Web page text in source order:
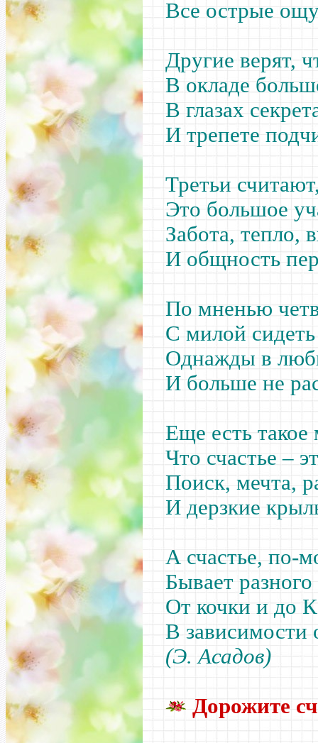
Все острые
Другие верят,
В окладе
В глазах
И трепете
Третьи
Это большое
Забота, тепло,
И общность
По мненью
С милой сидеть
Однажды в
И больше не
Еще есть такое
Что счастье–
Поиск, мечта,
И дерзкие
А счастье, по-
Бывает
От кочки и до
В зависимости
(Э. Асадов)
Дорожите